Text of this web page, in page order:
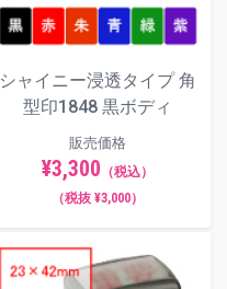
シャイニー浸透タイプ 角
型印1848 黒ボディ
販売価格
¥3,300 （税込）
（税抜 ¥3,000）